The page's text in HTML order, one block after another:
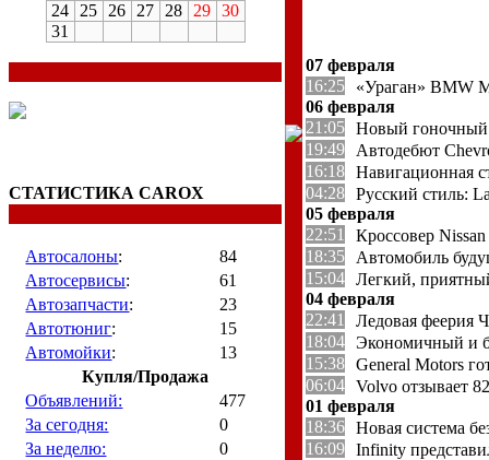
24
25 26 27 28 29 30
31
СТАТИСТИКА CAROX
Автосалоны:
84
Автосервисы:
61
Автозапчасти:
23
Автотюниг:
15
Автомойки:
13
Купля/Продажа
Объявлений:
477
За сегодня:
0
За неделю:
0
07 февраля
16:25
«Ураган» BMW
06 февраля
21:05 Новый гоночный
19:49
Автодебют
16:18 Навигационная
04:28 Русский стиль:
05 февраля
22:51
Кроссовер
18:35
Автомобиль
15:04 Легкий,
04 февраля
22:41
Ледовая феерия
18:04 Экономичный и
15:38 General Motors
06:04 Volvo отзывает
01 февраля
18:36 Новая система
16:09 Infinity